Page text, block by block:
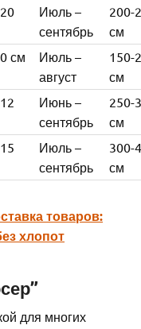
Июль –
сентябрь
200-
см
см
Июль –
август
150-
см
Июнь –
сентябрь
250-
см
Июль –
сентябрь
300-
см
товаров:
хлопот
для многих